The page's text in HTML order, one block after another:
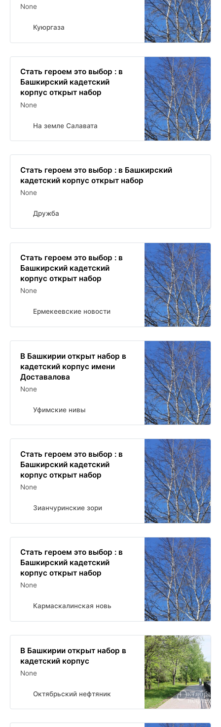
None
Куюргаза
Стать героем это выбор : в
Башкирский кадетский
корпус открыт набор
None
На земле Салавата
Стать героем это выбор : в Башкирский
кадетский корпус открыт набор
None
Дружба
Стать героем это выбор : в
Башкирский кадетский
корпус открыт набор
None
Ермекеевские новости
В Башкирии открыт набор в
кадетский корпус имени
Доставалова
None
Уфимские нивы
Стать героем это выбор : в
Башкирский кадетский
корпус открыт набор
None
Зианчуринские зори
Стать героем это выбор : в
Башкирский кадетский
корпус открыт набор
None
Кармаскалинская новь
В Башкирии открыт набор в
кадетский корпус
None
Октябрьский нефтяник